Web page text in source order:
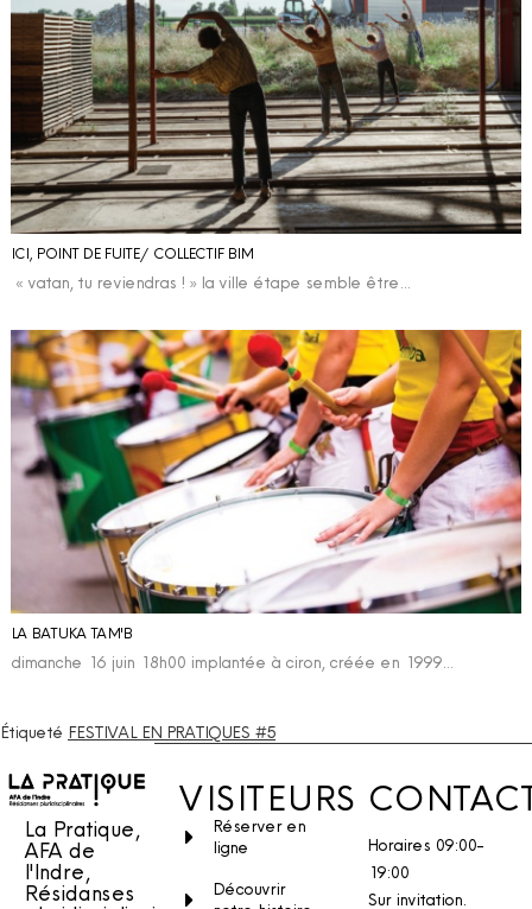
ICI, POINT DE FUITE / COLLECTIF BIM
« vatan, tu reviendras ! » la ville étape semble être…
LA BATUKA TAM'B
dimanche 16 juin 18h00 implantée à ciron, créée en 1999…
Étiqueté FESTIVAL EN PRATIQUES #5
La Pratique,
AFA de
l'Indre,
Résidanses
VISITEURS
Réserver en
ligne
Découvrir
Horaires 09:00-
19:00
Sur invitation.